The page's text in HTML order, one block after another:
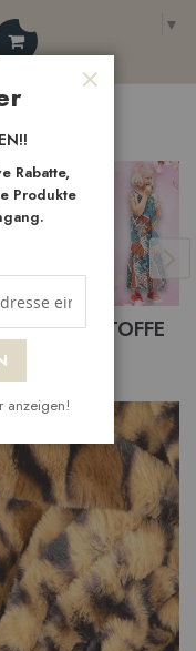
▼
BASTELSTOFFE
Rabatte,
Produkte
anzeigen!